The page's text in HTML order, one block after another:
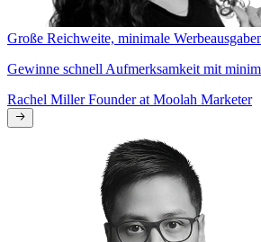
Große Reichweite, minimale
Gewinne schnell Aufmerksamkeit mit
Rachel MillerFounder at Moolah Marketer